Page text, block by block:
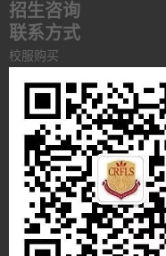
招生咨询
联系方式
校服购买